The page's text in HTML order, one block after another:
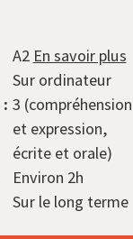
A2 En savoir plus
Sur ordinateur
3 (compréhension
et expression,
écrite et orale)
Environ 2h
Sur le long terme